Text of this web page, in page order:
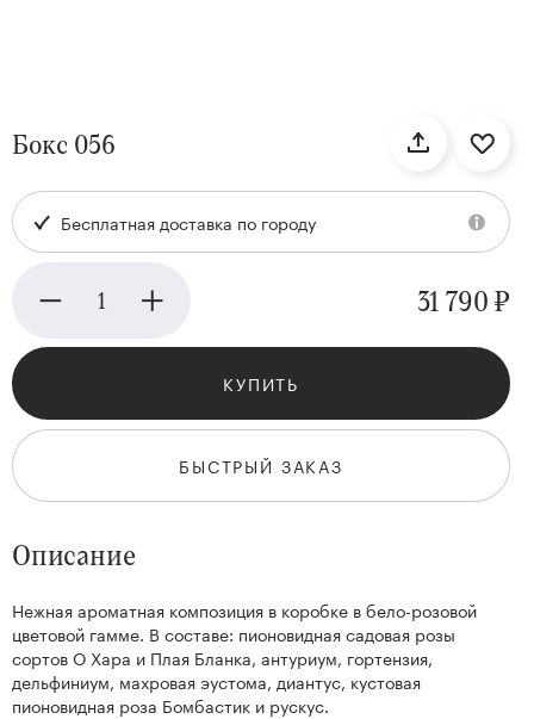
Kenzan
Collection
Бокс 056
Бесплатная доставка по городу
31 790 ₽
КУПИТЬ
БЫСТРЫЙ ЗАКАЗ
Описание
Нежная ароматная композиция в коробке в бело-розовой
цветовой гамме. В составе: пионовидная садовая розы
сортов О Хара и Плая Бланка, антуриум, гортензия,
дельфиниум, махровая эустома, диантус, кустовая
пионовидная роза Бомбастик и рускус.